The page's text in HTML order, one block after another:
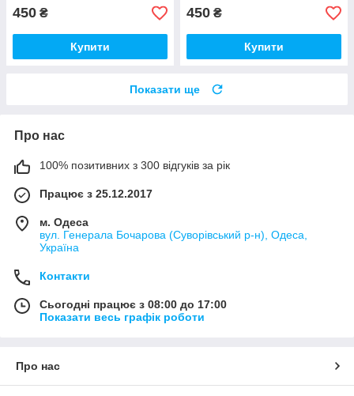
450 ₴
Купити
450 ₴
Купити
Показати ще
Про нас
100% позитивних з 300 відгуків за рік
Працює з 25.12.2017
м. Одеса
вул. Генерала Бочарова (Суворівський р-н), Одеса,
Україна
Контакти
Сьогодні працює з 08:00 до 17:00
Показати весь графік роботи
Про нас